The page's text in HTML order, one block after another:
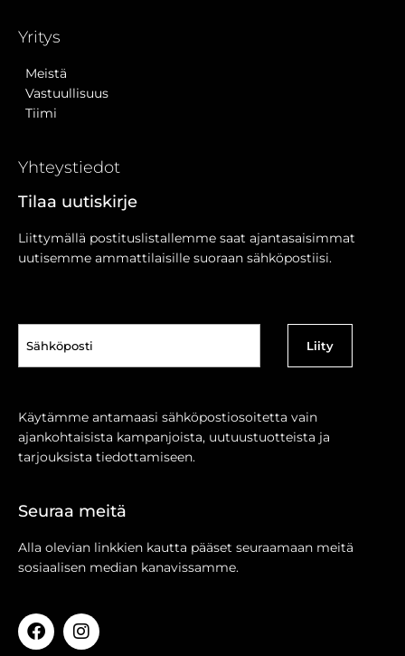
Yritys
Meistä
Vastuullisuus
Tiimi
Yhteystiedot
Tilaa uutiskirje
Liittymällä postituslistallemme saat ajantasaisimmat
uutisemme ammattilaisille suoraan sähköpostiisi.
(Pakollinen)
Käytämme antamaasi sähköpostiosoitetta vain
ajankohtaisista kampanjoista, uutuustuotteista ja
tarjouksista tiedottamiseen.
Seuraa meitä
Alla olevian linkkien kautta pääset seuraamaan meitä
sosiaalisen median kanavissamme.